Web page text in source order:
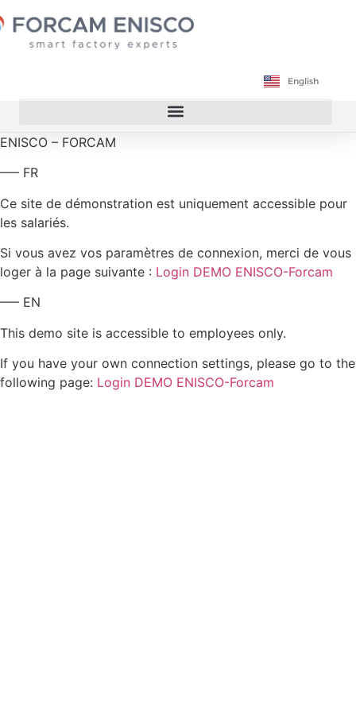
English
Deutsch
ENISCO – FORCAM
—– FR
Ce site de démonstration est uniquement accessible pour
les salariés.
Si vous avez vos paramètres de connexion, merci de vous
loger à la page suivante : Login DEMO ENISCO-Forcam
—– EN
This demo site is accessible to employees only.
If you have your own connection settings, please go to the
following page: Login DEMO ENISCO-Forcam